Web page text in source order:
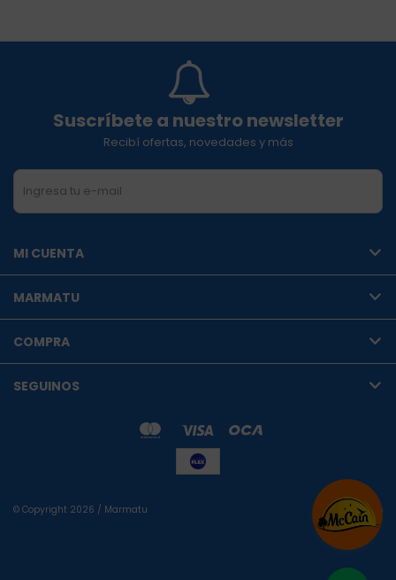
Suscríbete a nuestro newsletter
Recibí ofertas, novedades y más
MI CUENTA
MARMATU
COMPRA
SEGUINOS
© Copyright 2026 / Marmatu